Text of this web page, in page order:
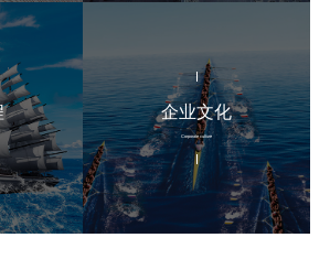
企业文化
Corporate culture